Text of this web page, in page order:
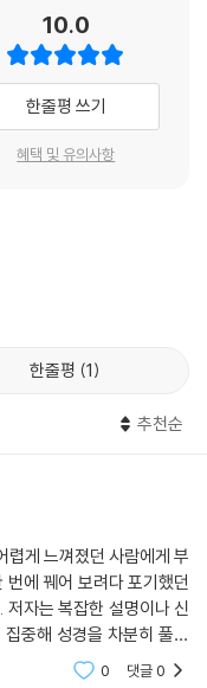
음을 택하셨습니다.
잘못을 용서하면 너희 하
희가 사람의 잘못을 용서
서하지 아니하시리
하나님께 크게 쓰임을 받
그들이 안타깝게도 하
. 베드로는 예수님을 세
확인시켜 주셨습니다. 그
. 예수님은 베드로를 믿고
다. 그러나 하나님은 우리
그분을 섬길 수 있도록
모인 곳입니다(로마서 3:2
. 그것은 영적인 건물입
10.0
한줄평 쓰기
혜택 및 유의사항
한줄평 1
추천순
렵게 느껴졌던 사람에게 부
에 꿰어 보려다 포기했던
자는 복잡한 설명이나 신
중해 성경을 차분히 풀어
듣는다’는 느낌이 더 강합
0 댓글0